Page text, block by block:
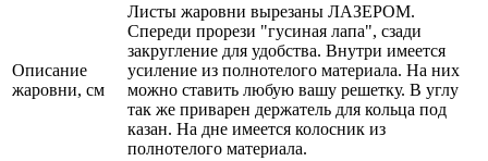
Описание
жаровни, см
Листы жаровни вырезаны ЛАЗЕРОМ.
Спереди прорези "гусиная лапа", сзади
закругление для удобства. Внутри имеется
усиление из полнотелого материала. На них
можно ставить любую вашу решетку. В углу
так же приварен держатель для кольца под
казан. На дне имеется колосник из
полнотелого материала.